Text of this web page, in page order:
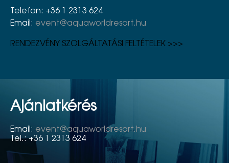
Telefon: +36 1 2313 624
Email: event@aquaworldresort.hu
RENDEZVÉNY SZOLGÁLTATÁSI FELTÉTELEK >>>
Ajánlatkérés
Email: event@aquaworldresort.hu
Tel.: +36 1 2313 624